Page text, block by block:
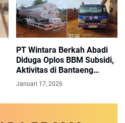
PT Wintara Berkah Abadi
Diduga Oplos BBM Subsidi,
Aktivitas di Bantaeng
Disorot Tajam
Januari 17, 2026